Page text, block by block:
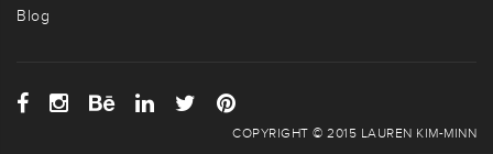
Blog
COPYRIGHT © 2015 LAUREN KIM-MINN